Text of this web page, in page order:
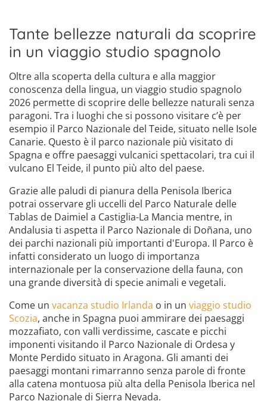
Tante bellezze naturali da scoprire
in un viaggio studio spagnolo
Oltre alla scoperta della cultura e alla maggior
conoscenza della lingua, un viaggio studio spagnolo
2026 permette di scoprire delle bellezze naturali senza
paragoni. Tra i luoghi che si possono visitare c’è per
esempio il Parco Nazionale del Teide, situato nelle Isole
Canarie. Questo è il parco nazionale più visitato di
Spagna e offre paesaggi vulcanici spettacolari, tra cui il
vulcano El Teide, il punto più alto del paese.
Grazie alle paludi di pianura della Penisola Iberica
potrai osservare gli uccelli del Parco Naturale delle
Tablas de Daimiel a Castiglia-La Mancia mentre, in
Andalusia ti aspetta il Parco Nazionale di Doñana, uno
dei parchi nazionali più importanti d'Europa. Il Parco è
infatti considerato un luogo di importanza
internazionale per la conservazione della fauna, con
una grande diversità di specie animali e vegetali.
Come un vacanza studio Irlanda o in un viaggio studio
Scozia, anche in Spagna puoi ammirare dei paesaggi
mozzafiato, con valli verdissime, cascate e picchi
imponenti visitando il Parco Nazionale di Ordesa y
Monte Perdido situato in Aragona. Gli amanti dei
paesaggi montani rimarranno senza parole di fronte
alla catena montuosa più alta della Penisola Iberica nel
Parco Nazionale di Sierra Nevada.